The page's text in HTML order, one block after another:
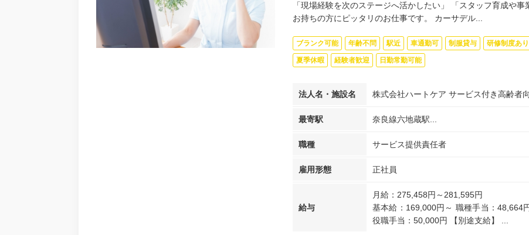
「現場経験を次のステージへ活かしたい」 「スタッフ育成や
お持ちの方にピッタリのお仕事です。 カーサデル...
ブランク可能 年齢不問 駅近 車通勤可 制服貸与 研修制度あり
夏季休暇 経験者歓迎 日勤常勤可能
法人名・施設名 株式会社ハートケア サービス付き高齢者
最寄駅 奈良線六地蔵駅...
職種 サービス提供責任者
雇用形態 正社員
給与
月給：275,458円～281,595円
基本給：169,000円～ 職種手当：48,664
役職手当：50,000円 【別途支給】 ...